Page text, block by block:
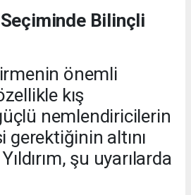
Bilinçli
önemli
kış
nemlendiricilerin
altını
şu uyarılarda